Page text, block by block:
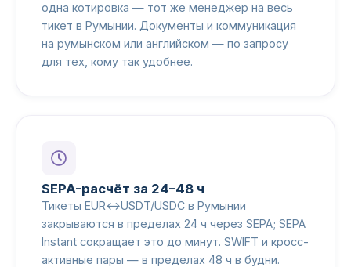
одна котировка — тот же менеджер на весь
тикет в Румынии. Документы и коммуникация
на румынском или английском — по запросу
для тех, кому так удобнее.
SEPA-расчёт за 24–48 ч
Тикеты EUR↔USDT/USDC в Румынии
закрываются в пределах 24 ч через SEPA; SEPA
Instant сокращает это до минут. SWIFT и кросс-
активные пары — в пределах 48 ч в будни.